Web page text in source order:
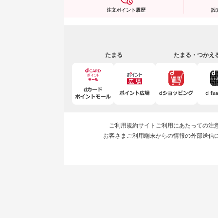
注文ポイント履歴 設
たまる たまる・つかえ
ご利用規約サイトご利用にあたっての注
お客さまご利用端末からの情報の外部送信